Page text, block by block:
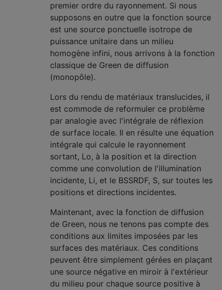
premier ordre du rayonnement. Si nous
supposons en outre que la fonction source
est une source ponctuelle isotrope de
puissance unitaire dans un milieu
homogène infini, nous arrivons à la fonction
classique de Green de diffusion
(monopôle).
Lors du rendu de matériaux translucides, il
est commode de reformuler ce problème
par analogie avec l'intégrale de réflexion
de surface locale. Il en résulte une équation
intégrale qui calcule le rayonnement
sortant, Lo, à la position et la direction
comme une convolution de l'illumination
incidente, Li, et le BSSRDF, S, sur toutes les
positions et directions incidentes.
Maintenant, avec la fonction de diffusion
de Green, nous ne tenons pas compte des
conditions aux limites imposées par les
surfaces des matériaux. Ces conditions
peuvent être simplement gérées en plaçant
une source négative en miroir à l'extérieur
du milieu pour chaque source positive à